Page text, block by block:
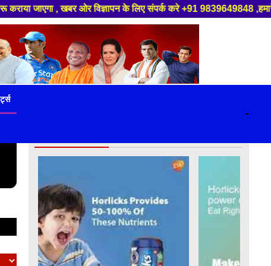
विज्ञापन के लिए संपर्क करे +91 9839649848 ,हमारे यूट्यूब चैनल को
-